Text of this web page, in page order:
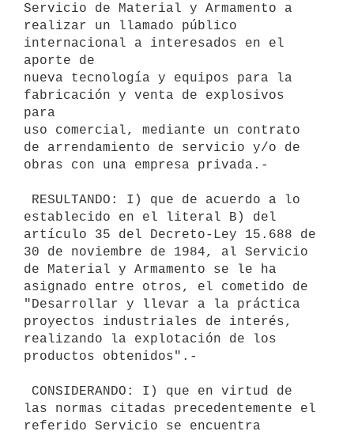
Servicio de Material y Armamento a
realizar un llamado público
internacional a interesados en el
aporte de
nueva tecnología y equipos para la
fabricación y venta de explosivos
para
uso comercial, mediante un contrato
de arrendamiento de servicio y/o de
obras con una empresa privada.-
establecido en el literal B) del
artículo 35 del Decreto-Ley 15.688 de
30 de noviembre de 1984, al Servicio
de Material y Armamento se le ha
asignado entre otros, el cometido de
"Desarrollar y llevar a la práctica
proyectos industriales de interés,
realizando la explotación de los
productos obtenidos".-
las normas citadas precedentemente el
referido Servicio se encuentra